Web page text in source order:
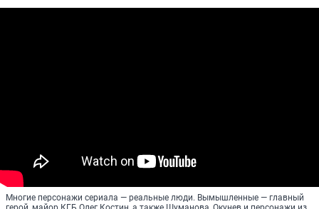
Многие персонажи сериала — реальные люди. Вымышленные — главный